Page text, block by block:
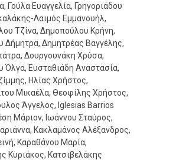
Γούλα Ευαγγελία, Γρηγοριάδου
Λαιμός Εμμανουήλ,
Τζίνα, Δημοπούλου Κρήνη,
Δήμητρα, Δημητρέας Βαγγέλης,
Δουργουνάκη Χρύσα,
Όλγα, Ευσταθιάδη Αναστασία,
Hλίας Χρήστος,
Μικαέλα, Θεοφίλης Χρήστος,
Άγγελος, Iglesias Barrios
Μάριον, Ιωάννου Σταύρος,
Κακλαμάνος Αλέξανδρος,
Καραθάνου Μαρία,
Κυριάκος, Κατσιβελάκης